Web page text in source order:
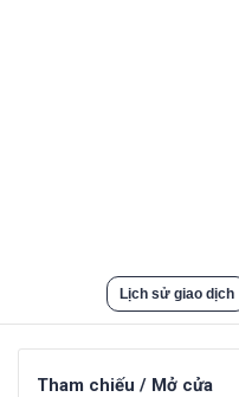
Lịch sử giao dịch
Tham chiếu / Mở cửa